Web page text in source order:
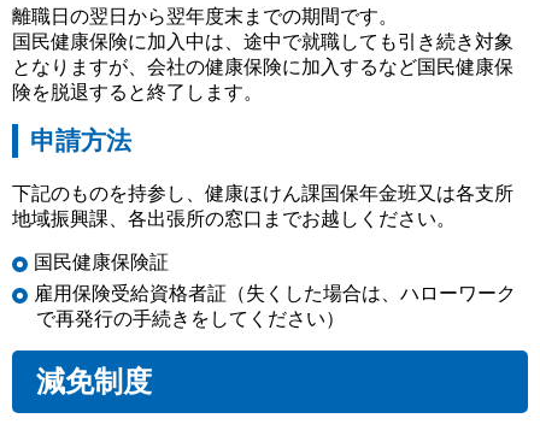
離職日の翌日から翌年度末までの期間です。
国民健康保険に加入中は、途中で就職しても引き続き対象
となりますが、会社の健康保険に加入するなど国民健康保
険を脱退すると終了します。
申請方法
下記のものを持参し、健康ほけん課国保年金班又は各支所
地域振興課、各出張所の窓口までお越しください。
国民健康保険証
雇用保険受給資格者証（失くした場合は、ハローワーク
で再発行の手続きをしてください）
減免制度